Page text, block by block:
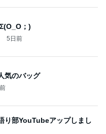
；)
5日前
気のバッグ
り部YouTubeアップしまし